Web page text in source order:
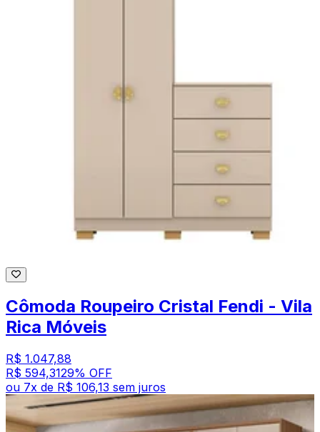
Cômoda Roupeiro Cristal Fendi - Vila
Rica Móveis
R$ 1.047,88
R$ 594,3129% OFF
ou 7x de R$ 106,13 sem juros